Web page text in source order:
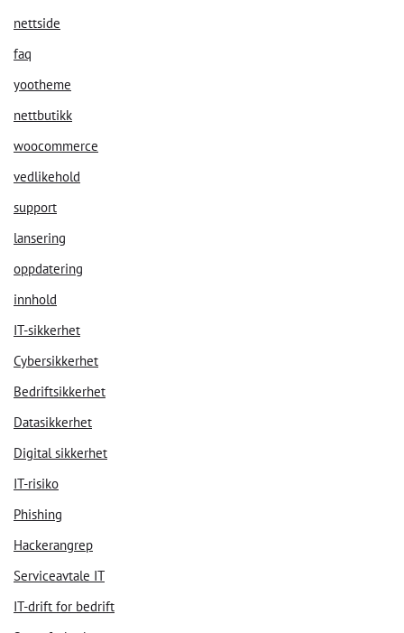
nettside
faq
yootheme
nettbutikk
woocommerce
vedlikehold
support
lansering
oppdatering
innhold
IT-sikkerhet
Cybersikkerhet
Bedriftsikkerhet
Datasikkerhet
Digital sikkerhet
IT-risiko
Phishing
Hackerangrep
Serviceavtale IT
IT-drift for bedrift